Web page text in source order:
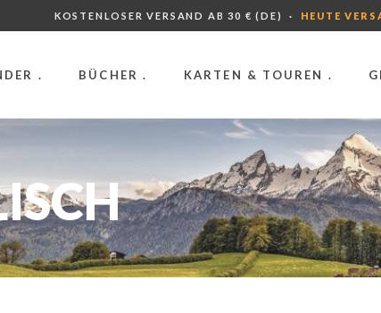
KOSTENLOSER VERSAND AB 30 € (DE) · HEUTE
. BÜCHER . KARTEN & TOUREN .